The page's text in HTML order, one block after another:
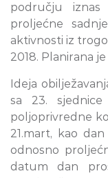
području
proljećne
aktivnosti iz
2018. Planirana
Ideja
sa 23. sjednice
poljoprivredne
21.mart, kao
odnosno
datum dan